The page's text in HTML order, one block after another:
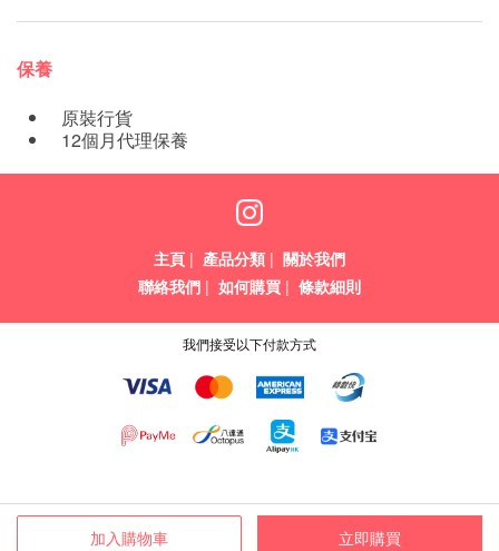
加入購物車 立即購買
保養
原裝行貨
12個月代理保養
主頁 | 產品分類 | 關於我們
聯絡我們 | 如何購買 | 條款細則
我們接受以下付款方式